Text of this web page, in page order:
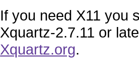
If you need X11 you
Xquartz-2.7.11 or
Xquartz.org.